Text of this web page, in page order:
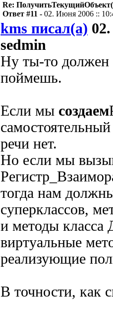
Re:
Ответ #11 - 02. Июня 2006 ::
kms писал(а)
sedmin
Ну ты-то должен
поймешь.
Если мы создаем
речи нет.
Но если мы
тогда нам
суперклассов,
и методы
виртуальные
реализующие
В точности, как